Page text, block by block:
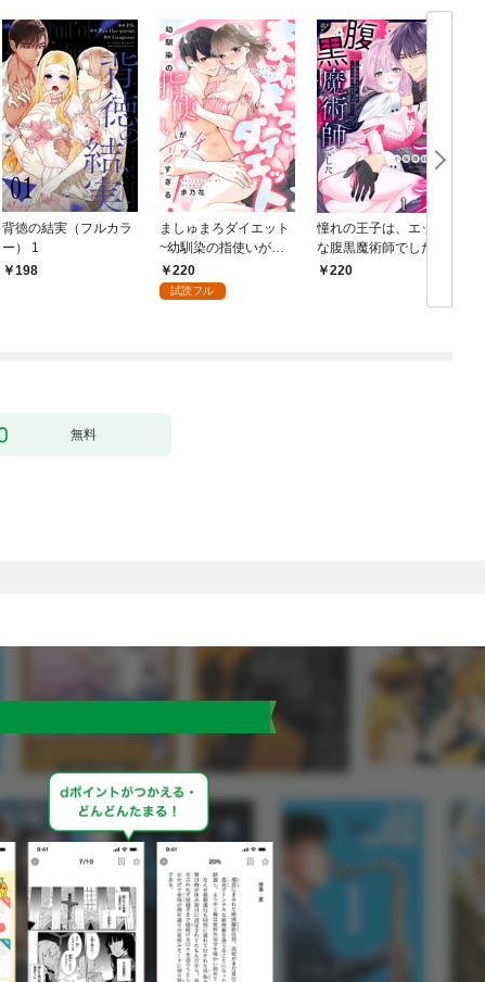
背徳の結実（フルカラ
ー） 1
198
ましゅまろダイエット
~幼馴染の指使いがエ
ッチすぎる！~(1)
220
試読フル
憧れの王子は、エッチ
な腹黒魔術師でした～
閨指導係なのに、彼の
220
無料